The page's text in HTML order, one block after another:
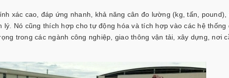
xác cao, đáp ứng nhanh, khả năng cân đo lường (kg, tấn,
Nó cũng thích hợp cho tự động hóa và tích hợp vào các hệ thống
trong các ngành công nghiệp, giao thông vận tải, xây dựng, nơi